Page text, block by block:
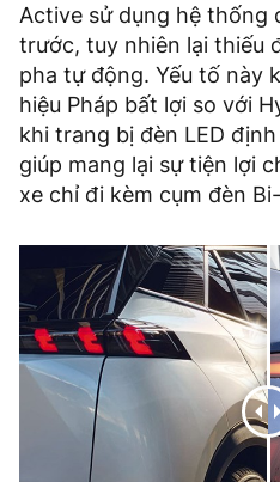
Active sử dụng hệ thống
trước, tuy nhiên lại thiếu
pha tự động. Yếu tố này
hiệu Pháp bất lợi so với
khi trang bị đèn LED
giúp mang lại sự tiện lợi
xe chỉ đi kèm cụm đèn